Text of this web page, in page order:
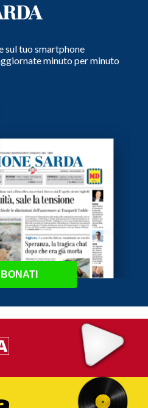
sul tuo smartphone
minuto per minuto